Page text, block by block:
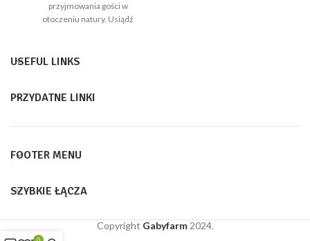
przyjmowania gości w
otoczeniu natury. Usiądź
USEFUL LINKS
PRZYDATNE LINKI
FOOTER MENU
SZYBKIE ŁĄCZA
Copyright Gabyfarm 2024.